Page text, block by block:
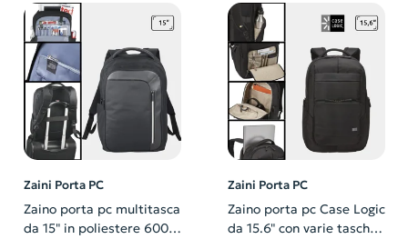
Zaini Porta PC
Zaino porta pc multitasca
da 15" in poliestere 600D
Zaini Porta PC
Zaino porta pc Case Logic
da 15.6" con varie tasche